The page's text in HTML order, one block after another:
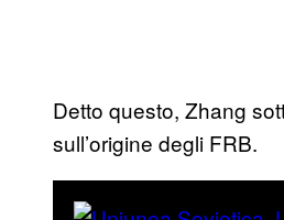
Detto questo, Zhang
sull’origine degli FRB.